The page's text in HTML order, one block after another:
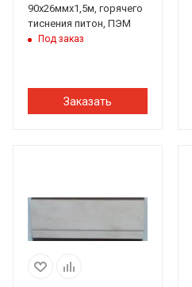
90х26ммх1,5м, горячего
тиснения питон, ПЭМ
Под заказ
Заказать